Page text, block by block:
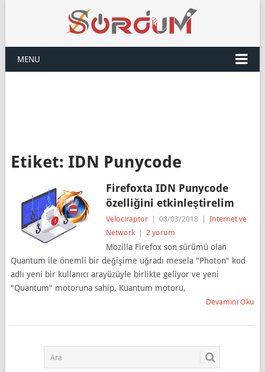
MENU
Etiket: IDN Punycode
Firefoxta IDN Punycode
özelliğini etkinleştirelim
Velociraptor 08/03/2018
Internet ve
Network
2 yorum
Mozilla Firefox son sürümü olan
Quantum ile önemli bir değişime uğradı mesela "Photon" kod
adlı yeni bir kullanıcı arayüzüyle birlikte geliyor ve yeni
"Quantum" motoruna sahip, Kuantum motoru,
Devamını Oku